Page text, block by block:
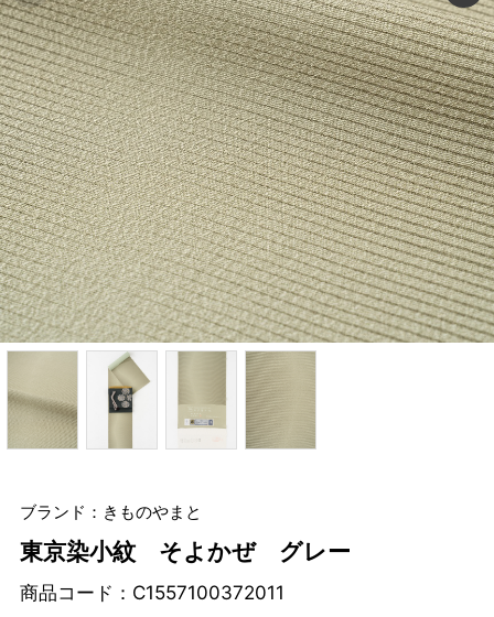
ブランド：きものやまと
東京染小紋 そよかぜ グレー
商品コード： C1557100372011